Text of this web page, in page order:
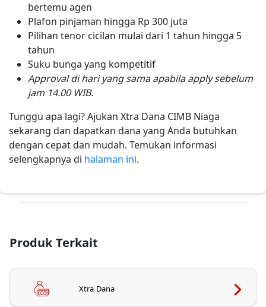
bertemu agen
Plafon pinjaman hingga Rp 300 juta
Pilihan tenor cicilan mulai dari 1 tahun hingga 5
tahun
Suku bunga yang kompetitif
Approval di hari yang sama apabila apply sebelum
jam 14.00 WIB.
Tunggu apa lagi? Ajukan Xtra Dana CIMB Niaga
sekarang dan dapatkan dana yang Anda butuhkan
dengan cepat dan mudah. Temukan informasi
selengkapnya di halaman ini.
Produk Terkait
Xtra Dana